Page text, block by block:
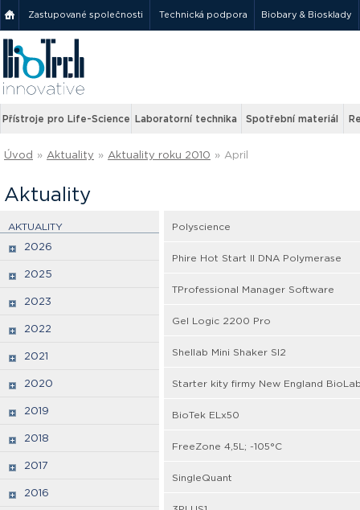
Zastupované společnosti Technická podpora Biobary & Biosklady
Přístroje pro Life-Science Laboratorní technika Spotřební materiál
Úvod » Aktuality » Aktuality roku 2010 » April
Aktuality
AKTUALITY
2026
2025
2023
2022
2021
2020
2019
2018
2017
2016
Polyscience
Phire Hot Start II DNA Polymerase
TProfessional Manager Software
Gel Logic 2200 Pro
Shellab Mini Shaker SI2
Starter kity firmy New England
BioTek ELx50
FreeZone 4,5L; -105°C
SingleQuant